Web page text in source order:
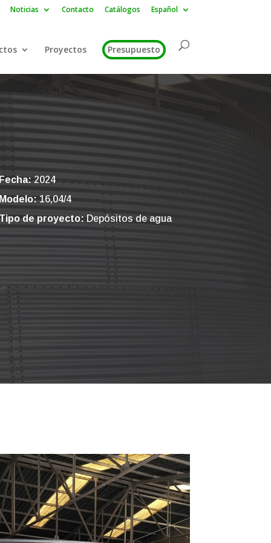
Noticias Contacto Catálogos Español
Proyectos Presupuesto
2024
16,04/4
de proyecto: Depósitos de agua